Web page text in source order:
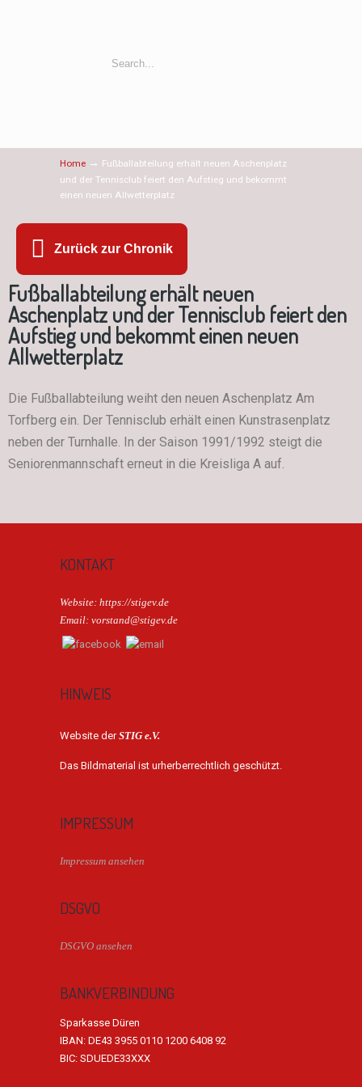
Home → Fußballabteilung erhält neuen Aschenplatz
und der Tennisclub feiert den Aufstieg und bekommt
einen neuen Allwetterplatz
Zurück zur Chronik
Fußballabteilung erhält neuen
Aschenplatz und der Tennisclub feiert den
Aufstieg und bekommt einen neuen
Allwetterplatz
Die Fußballabteilung weiht den neuen Aschenplatz Am
Torfberg ein. Der Tennisclub erhält einen Kunstrasenplatz
neben der Turnhalle. In der Saison 1991/1992 steigt die
Seniorenmannschaft erneut in die Kreisliga A auf.
KONTAKT
Website: https://stigev.de
Email: vorstand@stigev.de
HINWEIS
Website derSTIG e.V.
Das Bildmaterial ist urherberrechtlich geschützt.
IMPRESSUM
Impressum ansehen
DSGVO
DSGVO ansehen
BANKVERBINDUNG
Sparkasse Düren
IBAN: DE43 3955 0110 1200 6408 92
BIC: SDUEDE33XXX